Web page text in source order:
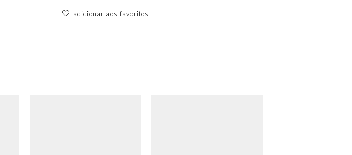
adicionar aos favoritos